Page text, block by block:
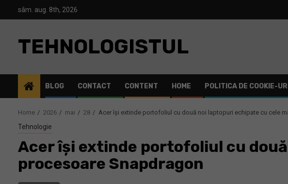
sâm. aug. 8th, 2026
TEHNOLOGISTUL
BLOG CONTACT CONTENT HOME POLITICA DE COOKIE-URI
Home 2026 mai 28 Acer își extinde portofoliul cu două noi laptopuri echipate cu cele
Tehnologie
Acer își extinde portofoliul cu
procesoare Snapdragon